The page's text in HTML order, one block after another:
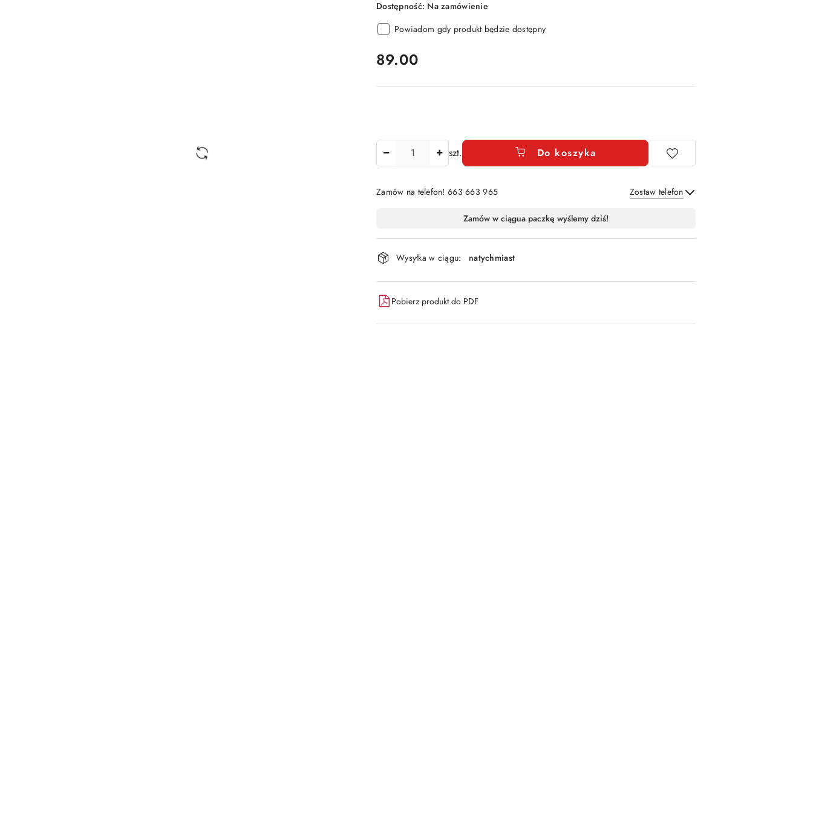
Dostępność: Na zamówienie
Powiadom gdy produkt będzie dostępny
cena:
89.00
szt. Do koszyka
Zamów na telefon! 663 663 965 Zostaw telefon
i
dostawa
Zamów w ciągua paczkę wyślemy dziś!
Wysyłka w ciągu: natychmiast
Pobierz produkt do PDF